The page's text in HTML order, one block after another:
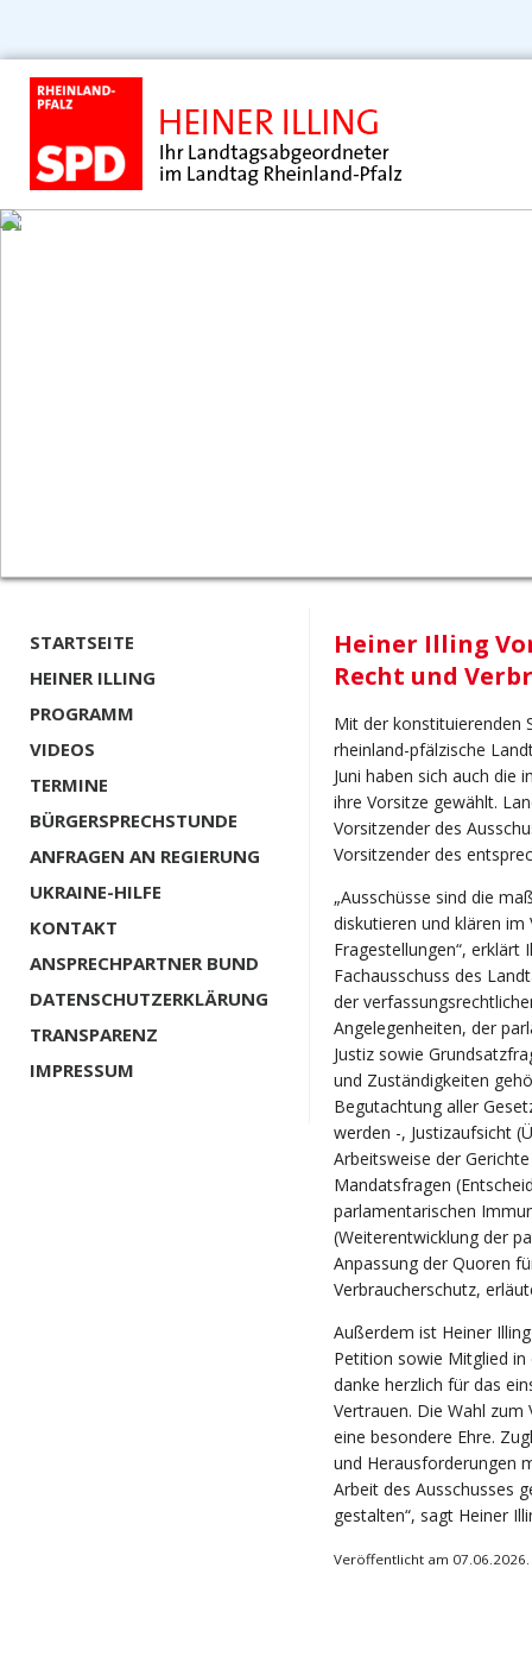
STARTSEITE
HEINER ILLING
PROGRAMM
VIDEOS
TERMINE
BÜRGERSPRECHSTUNDE
ANFRAGEN AN REGIERUNG
UKRAINE-HILFE
KONTAKT
ANSPRECHPARTNER BUND
DATENSCHUTZERKLÄRUNG
TRANSPARENZ
IMPRESSUM
Heiner Illing
Recht und
Mit der konstituierenden
rheinland-pfälzische
Juni haben sich auch die
ihre Vorsitze gewählt.
Vorsitzender des
Vorsitzender des
„Ausschüsse sind die
diskutieren und klären
Fragestellungen“, erklärt
Fachausschuss des
der
Angelegenheiten, der
Justiz sowie
und Zuständigkeiten
Begutachtung aller
werden -, Justizaufsicht
Arbeitsweise der
Mandatsfragen
parlamentarischen
(Weiterentwicklung der
Anpassung der Quoren
Verbraucherschutz,
Außerdem ist Heiner
Petition sowie Mitglied in
danke herzlich für das
Vertrauen. Die Wahl
eine besondere Ehre.
und Herausforderungen
Arbeit des Ausschusses
gestalten“, sagt Heiner
Veröffentlicht am 07.06.2026.